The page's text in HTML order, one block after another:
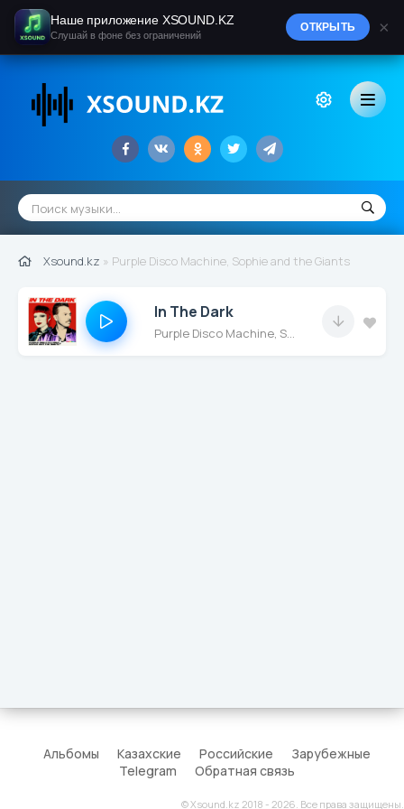
Xsound.kz » Purple Disco Machine, Sophie and the Giants
In The Dark
Purple Disco Machine, Sophie and the Giants
Альбомы Казахские Российские
Зарубежные
Telegram
Обратная связь
© Xsound.kz 2018 - 2026. Все права защищены.
Наше приложение XSOUND.KZ
Слушай в фоне без ограничений
ОТКРЫТЬ ×